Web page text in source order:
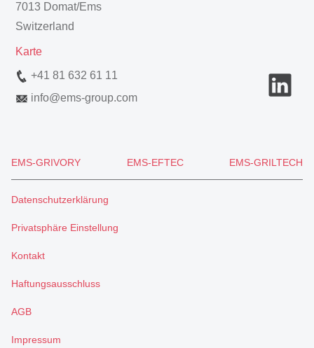
7013 Domat/Ems
Switzerland
Karte
+41 81 632 61 11
info@ems-group.com
EMS-GRIVORY EMS-EFTEC EMS-GRILTECH
Datenschutzerklärung
Privatsphäre Einstellung
Kontakt
Haftungsausschluss
AGB
Impressum